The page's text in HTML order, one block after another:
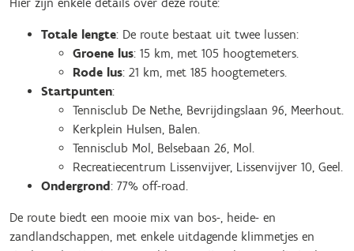
Totale lengte: De route bestaat uit twee lussen:
Groene lus: 15 km, met 105 hoogtemeters.
Rode lus: 21 km, met 185 hoogtemeters.
Startpunten:
Tennisclub De Nethe, Bevrijdingslaan 96, Meerhout.
Kerkplein Hulsen, Balen.
Tennisclub Mol, Belsebaan 26, Mol.
Recreatiecentrum Lissenvijver, Lissenvijver 10, Geel.
Ondergrond: 77% off-road.
De route biedt een mooie mix van bos-, heide- en
zandlandschappen, met enkele uitdagende klimmetjes en